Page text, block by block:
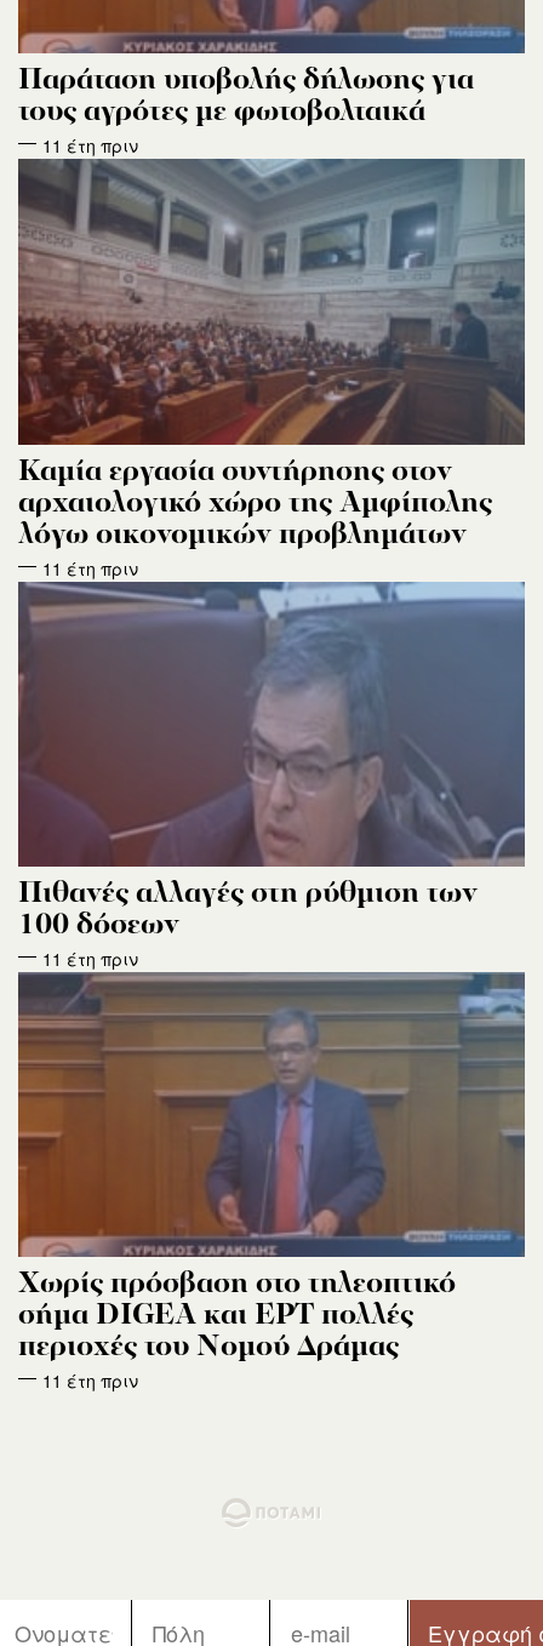
Παράταση υποβολής δήλωσης για
τους αγρότες με φωτοβολταικά
11 έτη πριν
Καμία εργασία συντήρησης στον
αρχαιολογικό χώρο της Αμφίπολης
λόγω οικονομικών προβλημάτων
11 έτη πριν
Πιθανές αλλαγές στη ρύθμιση των
100 δόσεων
11 έτη πριν
Χωρίς πρόσβαση στο τηλεοπτικό
σήμα DIGEA και ΕΡΤ πολλές
περιοχές του Νομού Δράμας
11 έτη πριν